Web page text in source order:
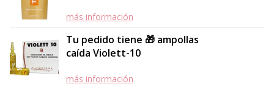
más información
Tu pedido tiene 🎁 ampollas
caída Violett-10
más información